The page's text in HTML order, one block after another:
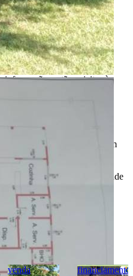
estão sujeitas à
participam de nenhuma
anúncio fazem parte de um
pelo anunciante Liban -
e não garante a veracidade
fotos não fazem parte da
a disponibilidade e
deste imóvel.
venda
financiamento